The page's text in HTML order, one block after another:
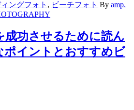
ングフォト , ビーチフォト By amp.
成功させるために読ん
ポイントとおすすめビ